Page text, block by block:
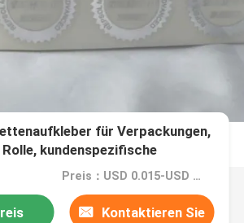
für Verpackungen,
kundenspezifische
wasserfest
Preis：USD 0.015-USD 0.15
Kontaktieren Sie